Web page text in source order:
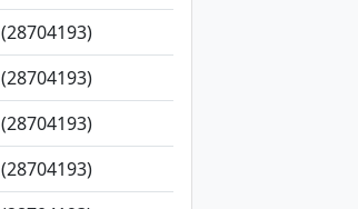
(28704193)
(28704193)
(28704193)
(28704193)